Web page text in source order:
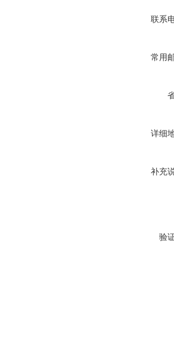
联系
常用
详细
补充
验